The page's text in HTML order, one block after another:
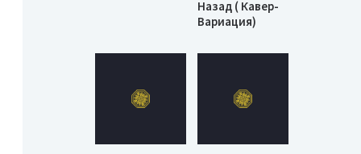
Назад ( Кавер-
Вариация)